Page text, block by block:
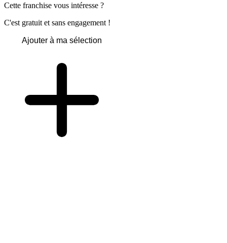
Cette franchise vous intéresse ?
C'est gratuit et sans engagement !
Ajouter à ma sélection